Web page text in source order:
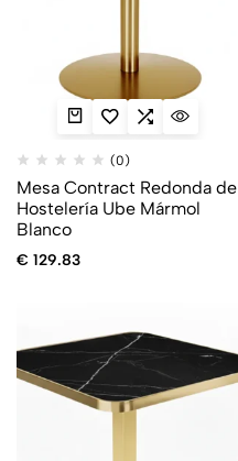
(0)
Mesa Contract Redonda de
Hostelería Ube Mármol
Blanco
€ 129.83